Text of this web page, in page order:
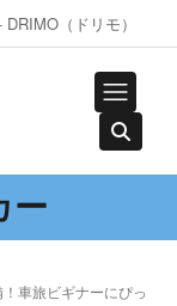
（ドリモ）
ー
車旅ビギナーにぴっ